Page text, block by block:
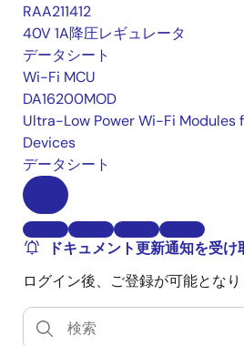
RAA211412
40V 1A降圧レギュレータ
データシート
Wi-Fi MCU
DA16200MOD
Ultra-Low Power Wi-Fi Modules
Devices
データシート
ドキュメント更新通知を受け
ログイン後、ご登録が可能となり